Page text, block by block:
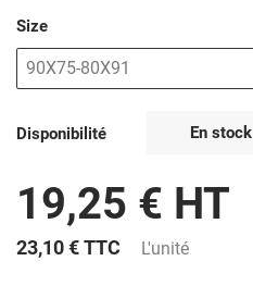
Size
Disponibilité En stock
19,25 € HT
23,10 €TTC L'unité